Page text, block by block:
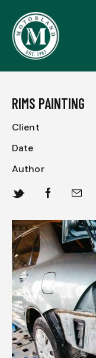
RIMS PAINTING
Client
Date
Author